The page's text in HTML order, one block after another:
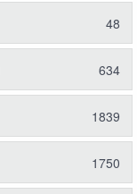
48
634
1839
1750